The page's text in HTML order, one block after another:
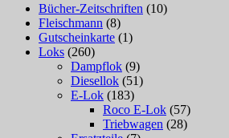
Bücher-Zeitschriften (10)
Fleischmann (8)
Gutscheinkarte (1)
Loks (260)
Dampflok (9)
Diesellok (51)
E-Lok (183)
Roco E-Lok (57)
Triebwagen (28)